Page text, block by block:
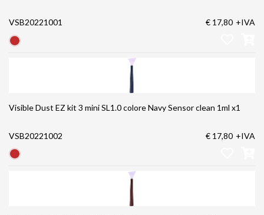
VSB20221001 € 17,80 +IVA
Visible Dust EZ kit 3 mini SL1.0 colore Navy Sensor clean 1ml x1
VSB20221002 € 17,80 +IVA